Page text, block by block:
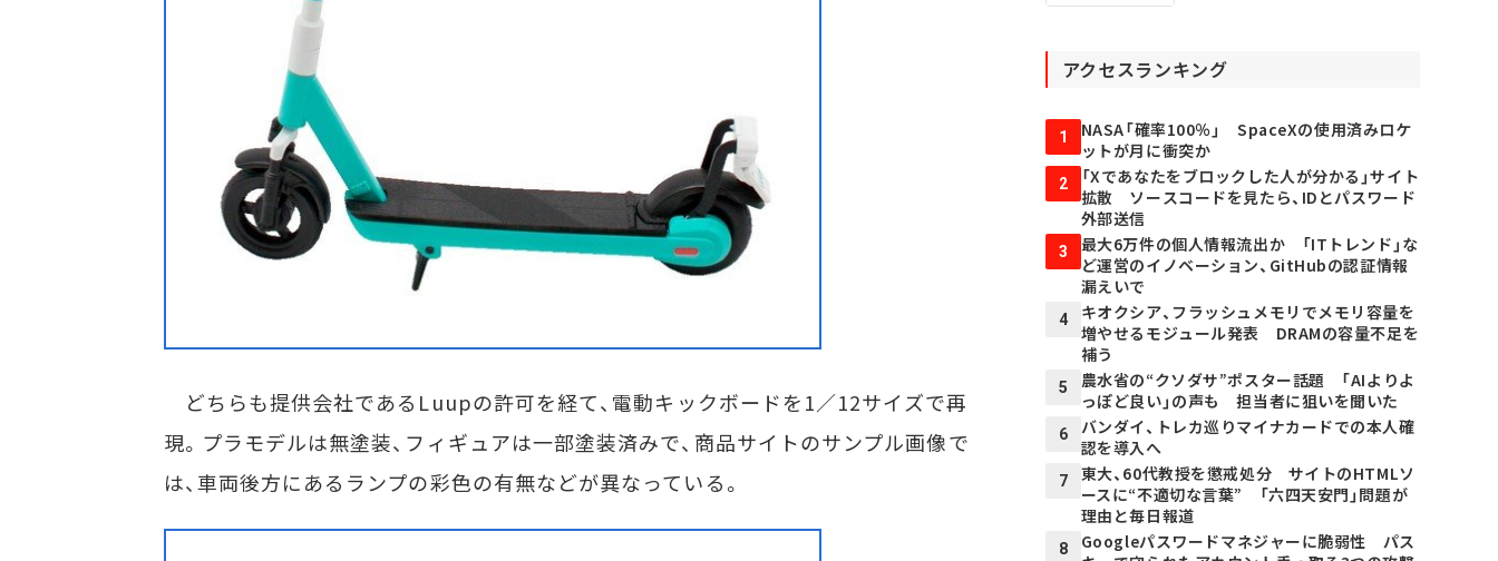
どちらも提供会社であるLuupの許可を経て、電動キックボードを1／12サイズで再
現。プラモデルは無塗装、フィギュアは一部塗装済みで、商品サイトのサンプル画像で
は、車両後方にあるランプの彩色の有無などが異なっている。
アクセスランキング
1
NASA「確率100％」 SpaceXの使用済みロケ
ットが月に衝突か
2
「Xであなたをブロックした人が分かる」サイト
拡散 ソースコードを見たら、IDとパスワード
外部送信
3
最大6万件の個人情報流出か 「ITトレンド」な
ど運営のイノベーション、GitHubの認証情報
漏えいで
4
キオクシア、フラッシュメモリでメモリ容量を
増やせるモジュール発表 DRAMの容量不足を
補う
5
農水省の“クソダサ”ポスター話題 「AIよりよ
っぽど良い」の声も 担当者に狙いを聞いた
6
バンダイ、トレカ巡りマイナカードでの本人確
認を導入へ
7
東大、60代教授を懲戒処分 サイトのHTMLソ
ースに“不適切な言葉” 「六四天安門」問題が
理由と毎日報道
8
Googleパスワードマネジャーに脆弱性 パス